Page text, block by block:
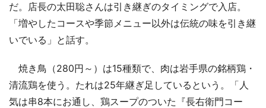
だ。店長の太田聡さんは引き継ぎのタイミングで入店。
「増やしたコースや季節メニュー以外は伝統の味を引き継
いでいる」と話す。
焼き鳥（280円～）は15種類で、肉は岩手県の銘柄鶏・
清流鶏を使う。たれは25年継ぎ足しているという。「人
気は串8本にお通し、鶏スープのついた『長右衛門コー